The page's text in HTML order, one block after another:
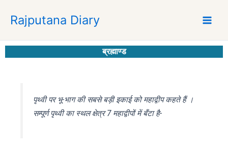
p
Rajputana Diary
ब्रह्माण्ड
पृथ्वी पर भू-भाग की सबसे बड़ी इकाई को महाद्वीप कहते हैं ।
सम्पूर्ण पृथ्वी का स्थल क्षेत्र 7 महाद्वीपों में बँटा है-